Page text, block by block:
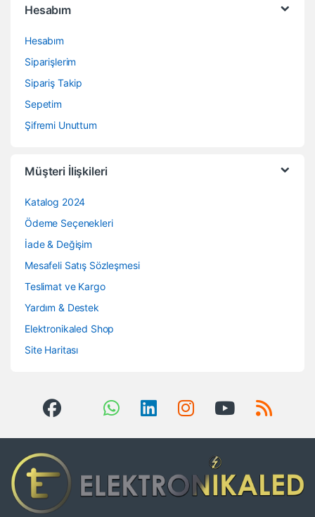
Hesabım
Hesabım
Siparişlerim
Sipariş Takip
Sepetim
Şifremi Unuttum
Müşteri İlişkileri
Katalog 2024
Ödeme Seçenekleri
İade & Değişim
Mesafeli Satış Sözleşmesi
Teslimat ve Kargo
Yardım & Destek
Elektronikaled Shop
Site Haritası